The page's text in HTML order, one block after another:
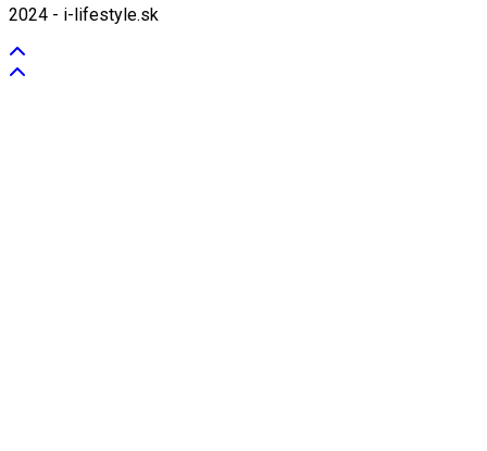
2024 - i-lifestyle.sk